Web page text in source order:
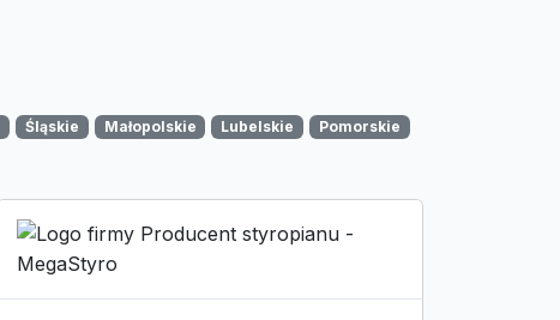
Śląskie Małopolskie Lubelskie
Pomorskie